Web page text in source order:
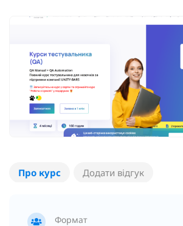
Про курс Додати відгук
Формат